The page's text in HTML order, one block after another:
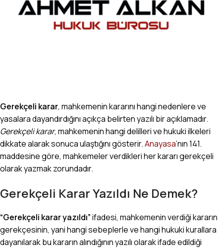
Gerekçeli karar, mahkemenin kararını hangi nedenlere ve
yasalara dayandırdığını açıkça belirten yazılı bir açıklamadır.
Gerekçeli karar, mahkemenin hangi delilleri ve hukuki ilkeleri
dikkate alarak sonuca ulaştığını gösterir.Anayasa’nın 141.
maddesine göre, mahkemeler verdikleri her kararı gerekçeli
olarak yazmak zorundadır.
Gerekçeli Karar Yazıldı Ne Demek?
“Gerekçeli karar yazıldı”ifadesi, mahkemenin verdiği kararın
gerekçesinin, yani hangi sebeplerle ve hangi hukuki kurallara
dayanılarak bu kararın alındığının yazılı olarak ifade edildiği